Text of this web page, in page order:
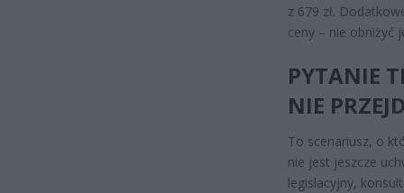
z 679 zł.
ceny – nie obniżyć
PYTANIE
NIE
To scenariusz, o
nie jest jeszcze
legislacyjny,